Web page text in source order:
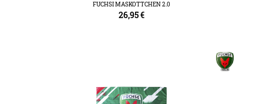
FUCHSI MASKOTTCHEN 2.0
26,95€